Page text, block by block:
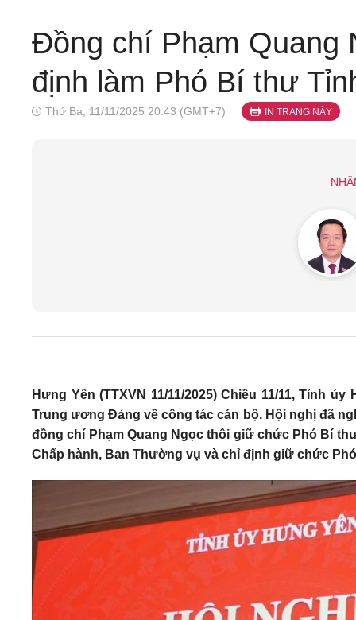
Đồng chí Phạm Quang
định làm Phó Bí thư
Thứ Ba, 11/11/2025 20:43 (GMT+7) IN TRANG NÀY
Hưng Yên (TTXVN 11/11/2025) Chiều 11/11, Tỉnh
Trung ương Đảng về công tác cán bộ. Hội nghị đã
đồng chí Phạm Quang Ngọc thôi giữ chức Phó Bí
Chấp hành, Ban Thường vụ và chỉ định giữ chức